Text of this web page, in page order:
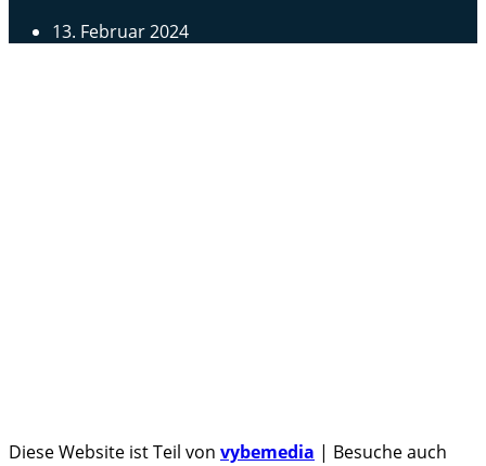
13. Februar 2024
Diese Website ist Teil von vybemedia | Besuche auch